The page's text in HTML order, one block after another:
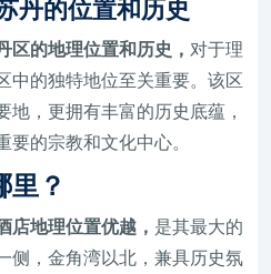
丹的位置和历史
区的地理位置和历史，对于理
中的独特地位至关重要。该区
，更拥有丰富的历史底蕴，
的宗教和文化中心。
里？
店地理位置优越， 是其最大的
侧，金角湾以北，兼具历史氛